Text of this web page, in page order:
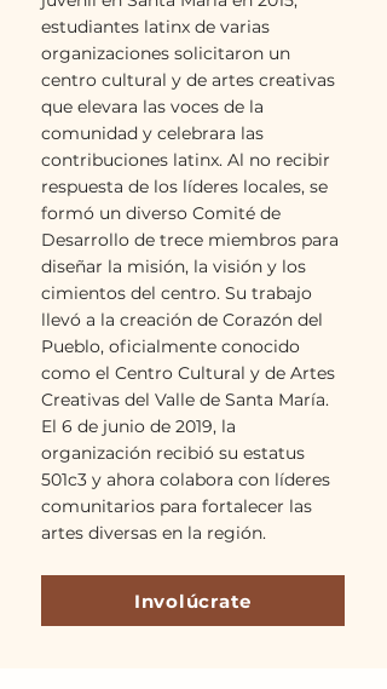
estudiantes latinx de varias
organizaciones solicitaron un
centro cultural y de artes creativas
que elevara las voces de la
comunidad y celebrara las
contribuciones latinx. Al no recibir
respuesta de los líderes locales, se
formó un diverso Comité de
Desarrollo de trece miembros para
diseñar la misión, la visión y los
cimientos del centro. Su trabajo
llevó a la creación de Corazón del
Pueblo, oficialmente conocido
como el Centro Cultural y de Artes
Creativas del Valle de Santa María.
El 6 de junio de 2019, la
organización recibió su estatus
501c3 y ahora colabora con líderes
comunitarios para fortalecer las
artes diversas en la región.
Involúcrate